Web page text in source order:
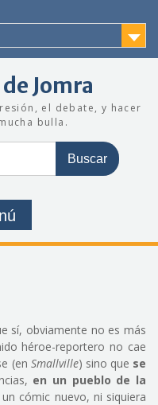
Jomra
el debate, y hacer
bulla.
sí, obviamente no es más
héroe-reportero no cae
(en Smallville) sino que se
en un pueblo de la
cómic nuevo, ni siquiera